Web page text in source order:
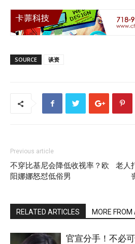
SOURCE 谈资
Previous article
不穿比基尼会降低收视率？欧
阳娜娜怒怼低俗男
老人
RELATED ARTICLES MORE FROM
官宣分手！不必